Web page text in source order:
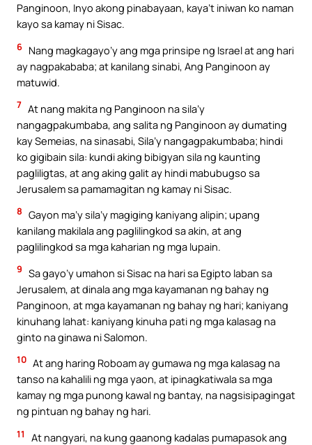
Panginoon, Inyo akong pinabayaan, kaya’t iniwan ko naman
kayo sa kamay ni Sisac.
6 Nang magkagayo’y ang mga prinsipe ng Israel at ang hari
ay nagpakababa; at kanilang sinabi, Ang Panginoon ay
matuwid.
7 At nang makita ng Panginoon na sila’y
nangagpakumbaba, ang salita ng Panginoon ay dumating
kay Semeias, na sinasabi, Sila’y nangagpakumbaba; hindi
ko gigibain sila: kundi aking bibigyan sila ng kaunting
pagliligtas, at ang aking galit ay hindi mabubugso sa
Jerusalem sa pamamagitan ng kamay ni Sisac.
8 Gayon ma’y sila’y magiging kaniyang alipin; upang
kanilang makilala ang paglilingkod sa akin, at ang
paglilingkod sa mga kaharian ng mga lupain.
9 Sa gayo’y umahon si Sisac na hari sa Egipto laban sa
Jerusalem, at dinala ang mga kayamanan ng bahay ng
Panginoon, at mga kayamanan ng bahay ng hari; kaniyang
kinuhang lahat: kaniyang kinuha pati ng mga kalasag na
ginto na ginawa ni Salomon.
10 At ang haring Roboam ay gumawa ng mga kalasag na
tanso na kahalili ng mga yaon, at ipinagkatiwala sa mga
kamay ng mga punong kawal ng bantay, na nagsisipagingat
ng pintuan ng bahay ng hari.
11
At nangyari, na kung gaanong kadalas pumapasok ang